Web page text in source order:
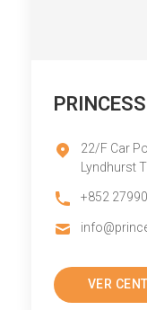
22/F Car
Lyndhurst
+852
VER